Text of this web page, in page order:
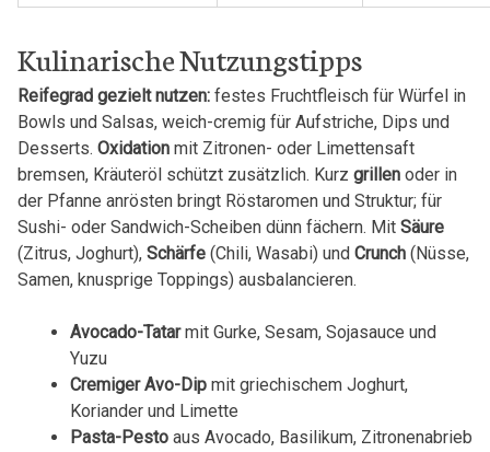
Kulinarische Nutzungstipps
Reifegrad gezielt nutzen:festes Fruchtfleisch für Würfel in
Bowls und Salsas, weich-cremig für Aufstriche, Dips und
Desserts. Oxidationmit Zitronen- oder Limettensaft
bremsen, Kräuteröl schützt zusätzlich. Kurz grillenoder in
der Pfanne anrösten bringt Röstaromen und Struktur; für
Sushi- oder Sandwich-Scheiben dünn fächern. Mit Säure
(Zitrus, Joghurt), Schärfe(Chili, Wasabi) und Crunch(Nüsse,
Samen, knusprige Toppings) ausbalancieren.
Avocado-Tatarmit Gurke, Sesam, Sojasauce und
Yuzu
Cremiger Avo-Dipmit griechischem Joghurt,
Koriander und Limette
Pasta-Pestoaus Avocado, Basilikum, Zitronenabrieb